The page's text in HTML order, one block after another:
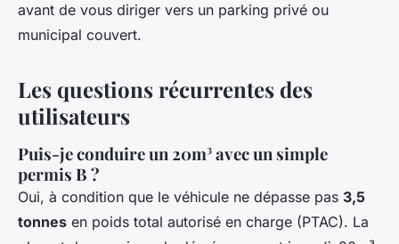
avant de vous diriger vers un parking privé ou
municipal couvert.
Les questions récurrentes des
utilisateurs
Puis-je conduire un 20m³ avec un simple
permis B ?
Oui, à condition que le véhicule ne dépasse pas 3,5
tonnes en poids total autorisé en charge (PTAC). La